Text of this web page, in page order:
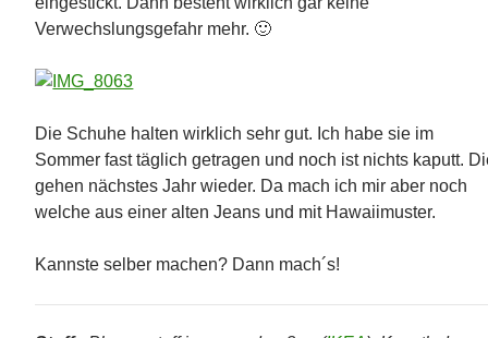
Verwechslungsgefahr mehr. 🙂
Die Schuhe halten wirklich sehr gut. Ich habe sie im
Sommer fast täglich getragen und noch ist nichts kaputt.
gehen nächstes Jahr wieder. Da mach ich mir aber noch
welche aus einer alten Jeans und mit Hawaiimuster.
Kannste selber machen? Dann mach´s!